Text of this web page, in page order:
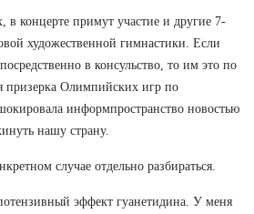
концерте примут участие и другие 7-
художественной гимнастики. Если
в консульство, то им это по
призерка Олимпийских игр по
информпространство новостью
нашу страну.
случае отдельно разбираться.
эффект гуанетидина. У меня